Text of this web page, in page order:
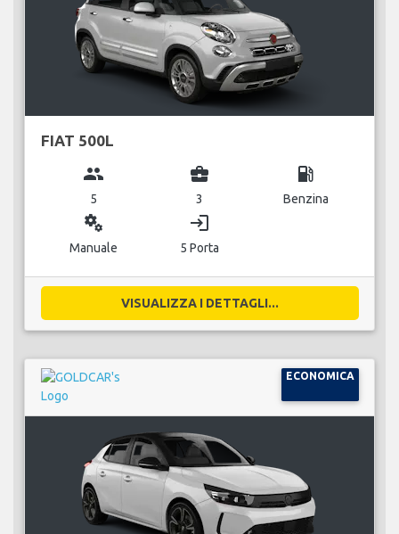
FIAT 500L
group
5
business_center
3
local_gas_station
Benzina
miscellaneous_services
Manuale
login
5 Porta
VISUALIZZA I DETTAGLI...
ECONOMICA